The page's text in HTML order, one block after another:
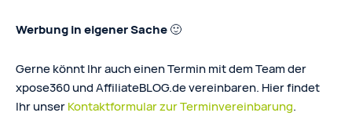
Werbung in eigener Sache 🙂
Gerne könnt Ihr auch einen Termin mit dem Team der
xpose360 und AffiliateBLOG.de vereinbaren. Hier findet
Ihr unserKontaktformular zur Terminvereinbarung.